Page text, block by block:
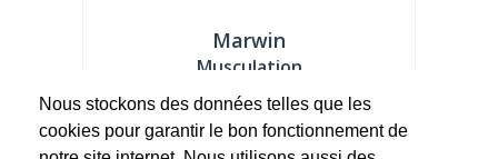
Marwin
Musculation
Fort d'une passion pour le sport qui
m'anime depuis l'enfance, j'ai...
Nous stockons des données telles que les
cookies pour garantir le bon fonctionnement de